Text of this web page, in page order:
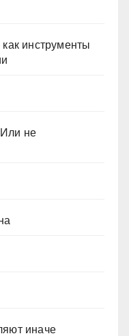
инструменты
не
иначе